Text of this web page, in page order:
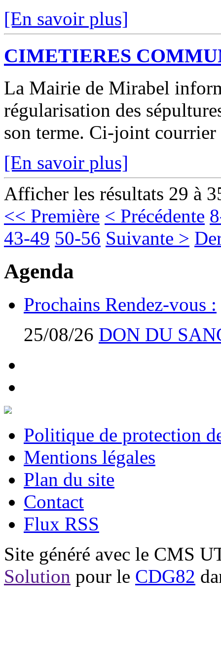
[En savoir plus]
CIMETIERES
La Mairie de Mirabel
régularisation des
son terme. Ci-joint
[En savoir plus]
Afficher les résultats 29 à
<< Première < Précédente
43-49 50-56 Suivante >
Agenda
Prochains Rendez-vous :
25/08/26 DON DU
Politique de protection
Mentions légales
Plan du site
Contact
Flux RSS
Site généré avec le CMS
Solution pour le CDG82